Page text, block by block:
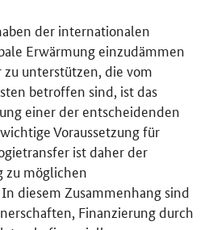
der internationalen
Erwärmung einzudämmen
unterstützen, die vom
betroffen sind, ist das
einer der entscheidenden
Voraussetzung für
ist daher der
zu möglichen
diesem Zusammenhang sind
Finanzierung durch